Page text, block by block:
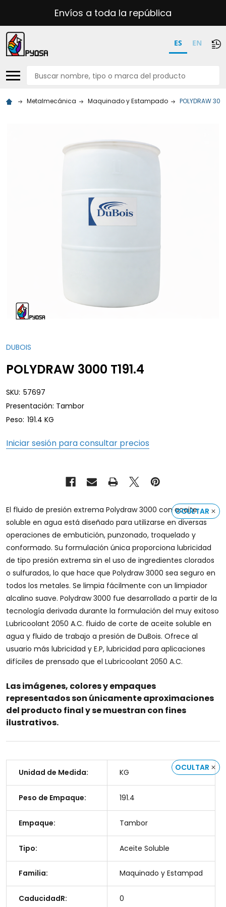
Envíos a toda la república
ES EN
Buscar
Metalmecánica Maquinado y Estampado POLYDRAW
DUBOIS
POLYDRAW 3000 T191.4
SKU: 57697
Presentación: Tambor
Peso: 191.4 KG
Iniciar sesión para consultar precios
OCULTAR
El fluido de presión extrema Polydraw 3000 con aceite
soluble en agua está diseñado para utilizarse en diversas
operaciones de embutición, punzonado, troquelado y
conformado. Su formulación única proporciona lubricidad
de tipo presión extrema sin el uso de ingredientes clorados
o sulfurados, lo que hace que Polydraw 3000 sea seguro en
todos los metales. Se limpia fácilmente con un limpiador
alcalino suave. Polydraw 3000 fue desarrollado a partir de la
tecnología derivada durante la formulación del muy exitoso
Lubricoolant 2050 A.C. fluido de corte de aceite soluble en
agua y fluido de trabajo a presión de DuBois. Ofrece al
usuario más lubricidad y E.P, lubricidad para aplicaciones
difíciles de prensado que el Lubricoolant 2050 A.C.
Las imágenes, colores y empaques
representados son únicamente aproximaciones
del producto final y se muestran con fines
ilustrativos.
OCULTAR
Unidad de Medida: KG
Peso de Empaque: 191.4
Empaque: Tambor
Tipo: Aceite Soluble
Familia: Maquinado y Estampad
CaducidadR: 0